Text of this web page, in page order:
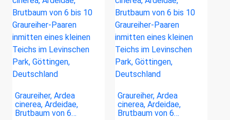
Graureiher, Ardea
cinerea, Ardeidae,
Brutbaum von 6…
Graureiher, Ardea
cinerea, Ardeidae,
Brutbaum von 6…